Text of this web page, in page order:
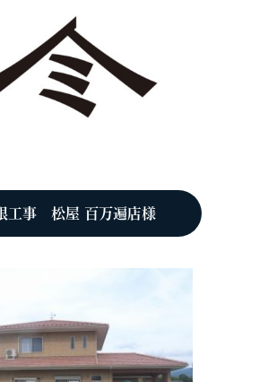
工事 松屋 百万遍店様